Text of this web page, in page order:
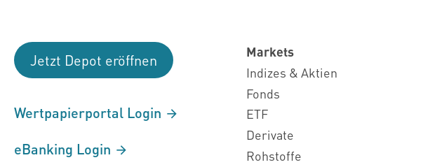
Jetzt Depot eröffnen
Wertpapierportal Login
eBanking Login
Markets
Indizes & Aktien
Fonds
ETF
Derivate
Rohstoffe